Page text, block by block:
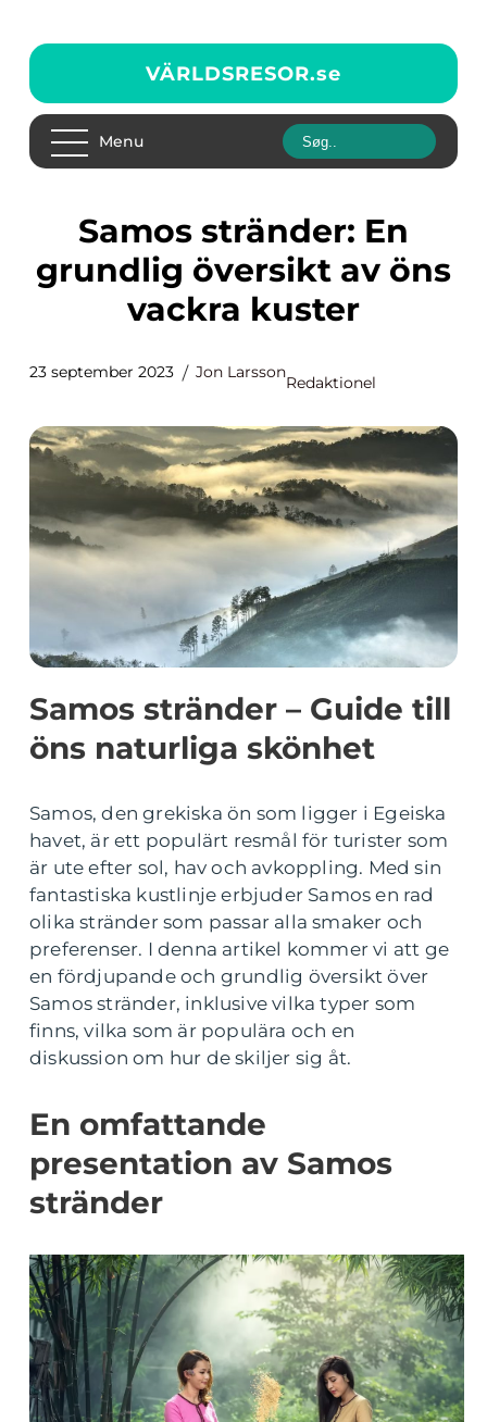
VÄRLDSRESOR.se
Menu
Samos stränder: En
grundlig översikt av öns
vackra kuster
23 september 2023 Jon Larsson
Redaktionel
Samos stränder – Guide till
öns naturliga skönhet
Samos, den grekiska ön som ligger i Egeiska
havet, är ett populärt resmål för turister som
är ute efter sol, hav och avkoppling. Med sin
fantastiska kustlinje erbjuder Samos en rad
olika stränder som passar alla smaker och
preferenser. I denna artikel kommer vi att ge
en fördjupande och grundlig översikt över
Samos stränder, inklusive vilka typer som
finns, vilka som är populära och en
diskussion om hur de skiljer sig åt.
En omfattande
presentation av Samos
stränder